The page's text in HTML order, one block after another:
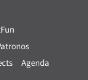
Agenda